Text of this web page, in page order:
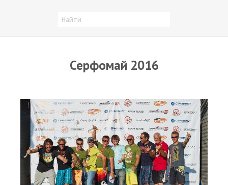
Прогноз погоды
Активности
Вингфойлинг
Виндсерфинг
Кайтсерфинг
Серфомай 2016